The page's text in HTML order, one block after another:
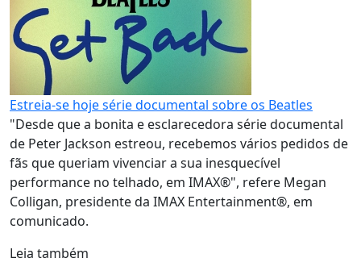
Estreia-se hoje série documental sobre os Beatles
"Desde que a bonita e esclarecedora série documental
de Peter Jackson estreou, recebemos vários pedidos de
fãs que queriam vivenciar a sua inesquecível
performance no telhado, em IMAX®", refere Megan
Colligan, presidente da IMAX Entertainment®, em
comunicado.
Leia também